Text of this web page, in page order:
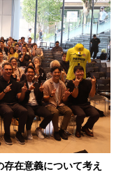
在意義について考え